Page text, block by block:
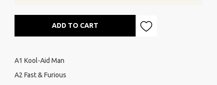
ADD TO CART
A1 Kool-Aid Man
A2 Fast & Furious